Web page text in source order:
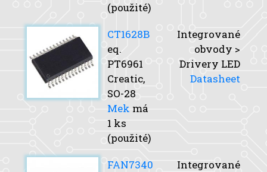
(použité)
CT1628B
eq.
PT6961
Creatic,
SO-28
Mek má
1 ks
(použité)
Integrované
obvody >
Drivery LED
Datasheet
FAN7340
Integrované